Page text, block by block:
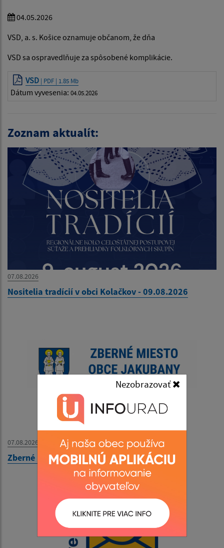
Nezobrazovať
04.05.2026
VSD, a. s. Košice oznamuje občanom, že dňa
VSD sa ospravedlňuje za spôsobené komplikácie.
VSD | PDF | 1.85 Mb
Dátum vyvesenia: 04.05.2026
Zoznam aktualít:
07.08.2026
Nositelia tradícií v obci Kolačkov - 09.08.2026
07.08.2026
Zberné miesto - OZNAM